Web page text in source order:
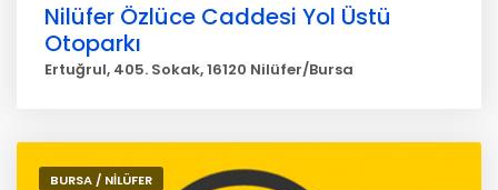
Nilüfer Özlüce Caddesi Yol Üstü
Otoparkı
Ertuğrul, 405. Sokak, 16120 Nilüfer/Bursa
BURSA / NİLÜFER